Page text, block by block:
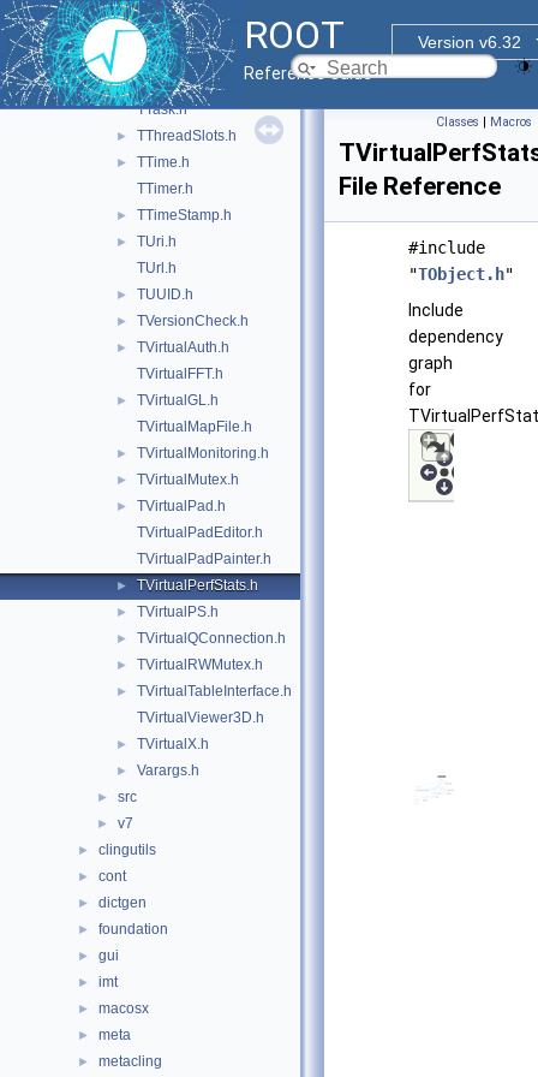
ROOT
Version v6.32
Reference Guide
► TSysEvtHandler.h
► TSystem.h
TSystemDirectory.h
TSystemFile.h
TTask.h
► TThreadSlots.h
►
TTime.h
TTimer.h
► TTimeStamp.h
►
TUri.h
TUrl.h
► TUUID.h
► TVersionCheck.h
►
TVirtualAuth.h
TVirtualFFT.h
►
TVirtualGL.h
TVirtualMapFile.h
► TVirtualMonitoring.h
► TVirtualMutex.h
►
TVirtualPad.h
TVirtualPadEditor.h
TVirtualPadPainter.h
► TVirtualPerfStats.h
► TVirtualPS.h
► TVirtualQConnection.h
► TVirtualRWMutex.h
►
TVirtualTableInterface.h
TVirtualViewer3D.h
► TVirtualX.h
► Varargs.h
► src
► v7
► clingutils
► cont
► dictgen
► foundation
► gui
► imt
► macosx
► meta
► metacling
Classes | Macros
File Reference
#include
"TObject.h"
Include
dependency
graph
for